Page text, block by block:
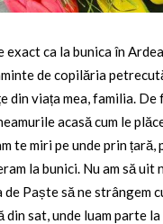
exact ca la bunica în
de copilăria
din viața mea, familia. De
acasă cum le
te miri pe unde prin țară,
la bunici. Nu am să uit
Paște să ne strângem
din sat, unde luam parte